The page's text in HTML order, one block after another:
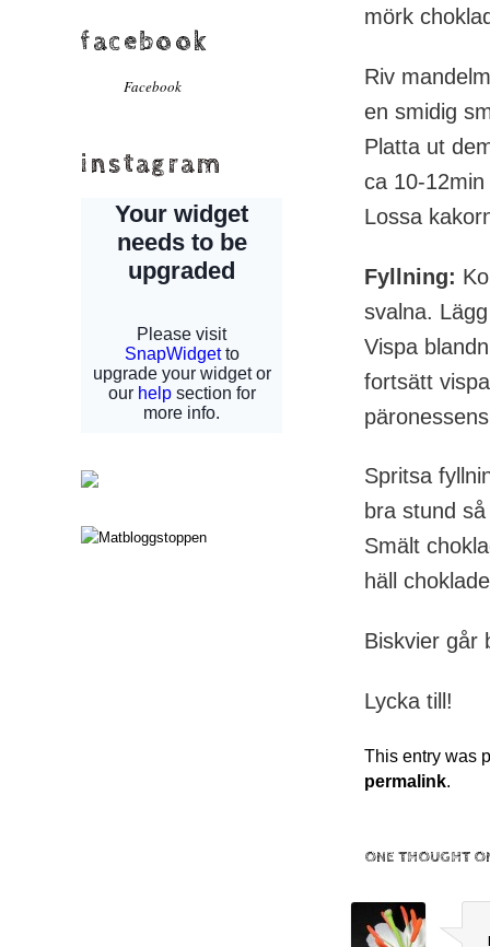
mörk
Riv
en smidig
Platta ut
ca 10-
Lossa
Fyllning:
svalna.
Vispa
fortsätt
Spritsa
bra stund
Smält
häll
Biskvier går
Lycka till!
This entry was
permalink.
ONE THOUGHT
facebook
Facebook
instagram